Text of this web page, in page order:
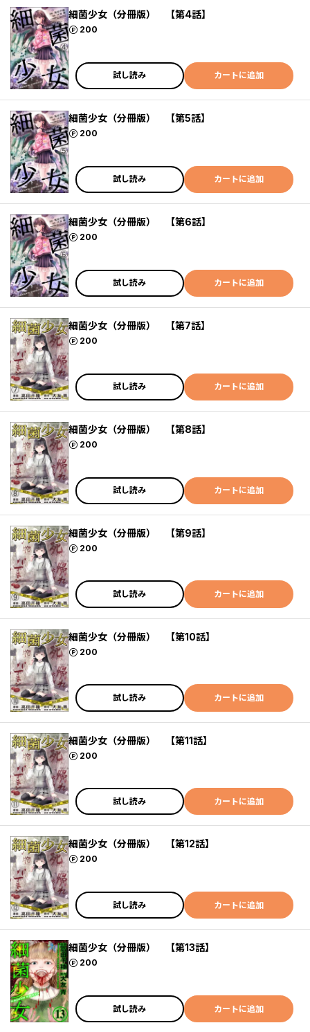
細菌少女（分冊版） 【第4話】
200
ポイント
試し読み カートに追加
細菌少女（分冊版） 【第5話】
200
ポイント
試し読み カートに追加
細菌少女（分冊版） 【第6話】
200
ポイント
試し読み カートに追加
細菌少女（分冊版） 【第7話】
200
ポイント
試し読み カートに追加
細菌少女（分冊版） 【第8話】
200
ポイント
試し読み カートに追加
細菌少女（分冊版） 【第9話】
200
ポイント
試し読み カートに追加
細菌少女（分冊版） 【第10話】
200
ポイント
試し読み カートに追加
細菌少女（分冊版） 【第11話】
200
ポイント
試し読み カートに追加
細菌少女（分冊版） 【第12話】
200
ポイント
試し読み カートに追加
細菌少女（分冊版） 【第13話】
200
ポイント
試し読み カートに追加